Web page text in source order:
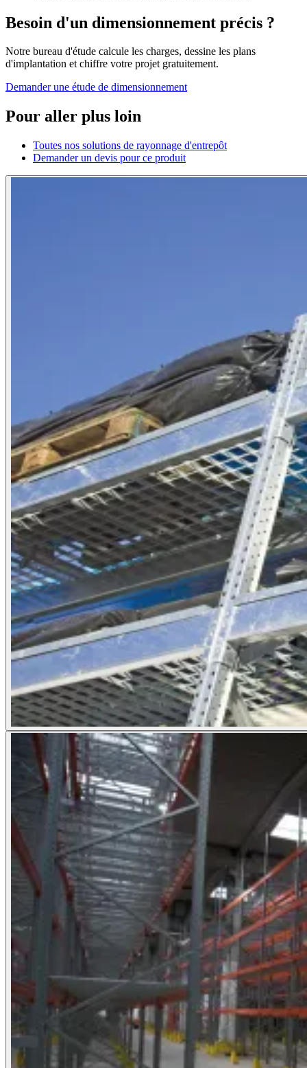
Besoin d'un dimensionnement précis ?
Notre bureau d'étude calcule les charges, dessine les plans
d'implantation et chiffre votre projet gratuitement.
Demander une étude de dimensionnement
Pour aller plus loin
Toutes nos solutions de rayonnage d'entrepôt
Demander un devis pour ce produit